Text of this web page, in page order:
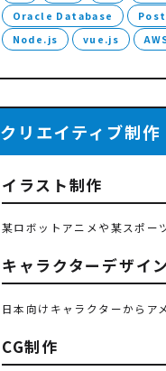
Oracle Database
Node.js
vue.js
クリエイティブ制作
イラスト制作
某ロボットアニメや某スポー
キャラクターデザイ
日本向けキャラクターからア
CG制作